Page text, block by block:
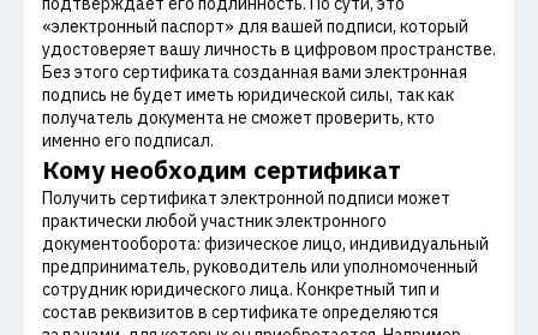
«электронный паспорт» для вашей подписи, который
удостоверяет вашу личность в цифровом пространстве.
Без этого сертификата созданная вами электронная
подпись не будет иметь юридической силы, так как
получатель документа не сможет проверить, кто
именно его подписал.
Кому необходим сертификат
Получить сертификат электронной подписи может
практически любой участник электронного
документооборота: физическое лицо, индивидуальный
предприниматель, руководитель или уполномоченный
сотрудник юридического лица. Конкретный тип и
состав реквизитов в сертификате определяются